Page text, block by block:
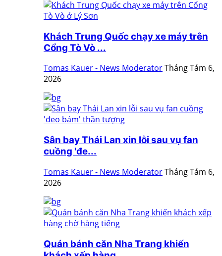
Khách Trung Quốc chạy xe máy trên
Cổng Tò Vò ...
Tomas Kauer - News ModeratorTháng Tám 6,
2026
Sân bay Thái Lan xin lỗi sau vụ fan
cuồng 'đe...
Tomas Kauer - News ModeratorTháng Tám 6,
2026
Quán bánh căn Nha Trang khiến